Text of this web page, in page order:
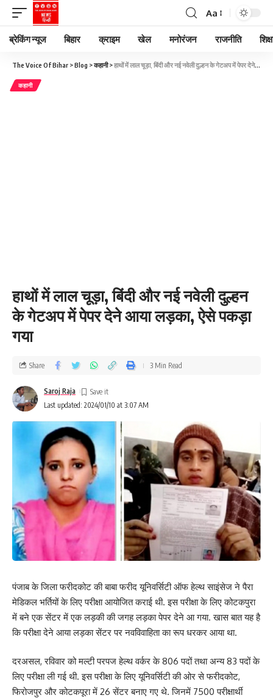
Aa
ब्रेकिंग न्यूज बिहार क्राइम खेल मनोरंजन राजनीति
The Voice Of Bihar >Blog >कहानी>हाथों में लाल चूड़ा, बिंदी और नई नवेली दुल्हन के गेटअप में पेपर देने आया लड़का, ऐसे पकड़ा गया
कहानी
हाथों में लाल चूड़ा, बिंदी और नई नवेली दुल्हन
के गेटअप में पेपर देने आया लड़का, ऐसे पकड़ा
गया
Last updated: 2024/01/10 at 3:07 AM
Saroj Raja
Share 3 Min Read
पंजाब के जिला फरीदकोट की बाबा फरीद यूनिवर्सिटी ऑफ हेल्थ साइंसेज ने पैरा
मेडिकल भर्तियों के लिए परीक्षा आयोजित कराई थी. इस परीक्षा के लिए कोटकपुरा
में बने एक सेंटर में एक लड़की की जगह लड़का पेपर देने आ गया. खास बात यह है
कि परीक्षा देने आया लड़का सेंटर पर नवविवाहिता का रूप धरकर आया था.
दरअसल, रविवार को मल्टी परपज हेल्थ वर्कर के 806 पदों तथा अन्य 83 पदों के
लिए परीक्षा ली गई थी. इस परीक्षा के लिए यूनिवर्सिटी की ओर से फरीदकोट,
फिरोजपुर और कोटकपूरा में 26 सेंटर बनाए गए थे. जिनमें 7500 परीक्षार्थी